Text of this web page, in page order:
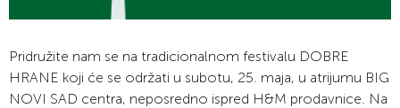
Pridružite nam se na tradicionalnom festivalu DOBRE
HRANE koji će se održati u subotu, 25. maja, u atrijumu BIG
NOVI SAD centra, neposredno ispred H&M prodavnice. Na